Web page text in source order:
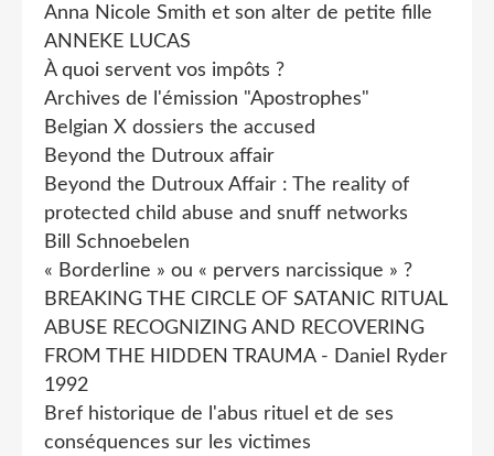
Anna Nicole Smith et son alter de petite fille
ANNEKE LUCAS
À quoi servent vos impôts ?
Archives de l'émission "Apostrophes"
Belgian X dossiers the accused
Beyond the Dutroux affair
Beyond the Dutroux Affair : The reality of
protected child abuse and snuff networks
Bill Schnoebelen
« Borderline » ou « pervers narcissique » ?
BREAKING THE CIRCLE OF SATANIC RITUAL
ABUSE RECOGNIZING AND RECOVERING
FROM THE HIDDEN TRAUMA - Daniel Ryder
1992
Bref historique de l'abus rituel et de ses
conséquences sur les victimes